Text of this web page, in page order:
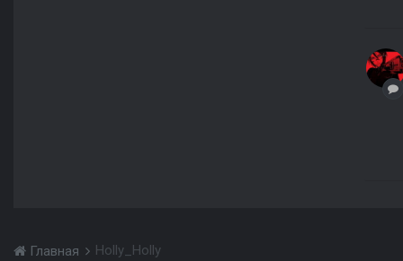
Главная Holly_Holly